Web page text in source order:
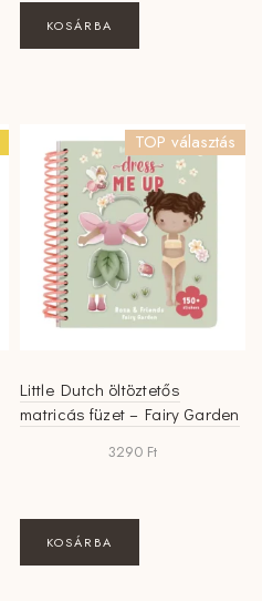
KOSÁRBA
TOP választás
Little Dutch öltöztetős
matricás füzet – Fairy Garden
3290 Ft
KOSÁRBA